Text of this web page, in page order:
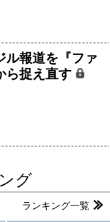
ル報道を『ファ
ら捉え直す
グ
ランキング一覧